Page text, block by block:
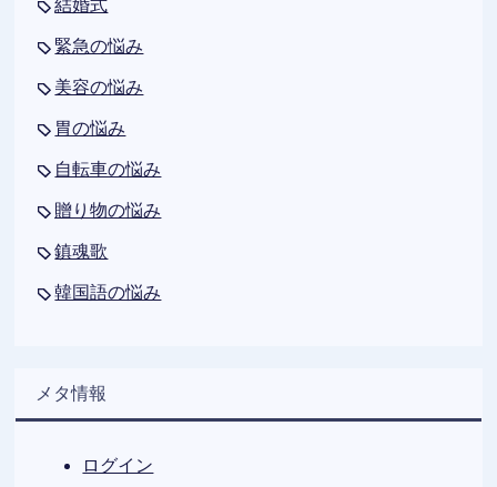
結婚式
緊急の悩み
美容の悩み
胃の悩み
自転車の悩み
贈り物の悩み
鎮魂歌
韓国語の悩み
メタ情報
ログイン